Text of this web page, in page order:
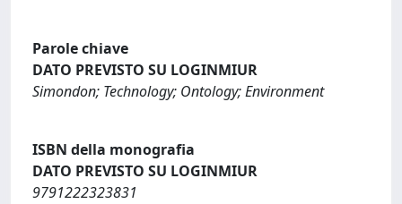
Parole chiave
DATO PREVISTO SU LOGINMIUR
Simondon; Technology; Ontology; Environment
ISBN della monografia
DATO PREVISTO SU LOGINMIUR
9791222323831